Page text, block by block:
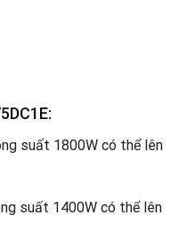
suất 1800W có thể lên
suất 1400W có thể lên